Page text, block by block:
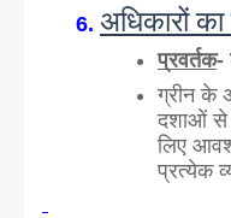
अधिकारों का
प्रवर्तक-
ग्रीन के
दशाओं से
लिए
प्रत्येक